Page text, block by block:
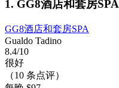
1. GG8酒店和套房SPA
GG8酒店和套房SPA
Gualdo Tadino
8.4/10
很好
（10 条点评）